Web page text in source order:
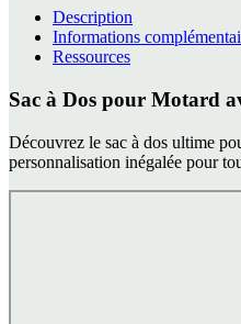
Description
Informations
Ressources
Sac à Dos pour Motard
Découvrez le sac à dos ultime
personnalisation inégalée pour